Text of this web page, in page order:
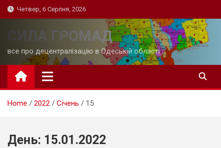
Skip
to
Четвер, 6 Серпня, 2026
СИЛА ГРОМАД
все про децентралізацію в Одеській області
Home 2022 Січень 15
День: 15.01.2022